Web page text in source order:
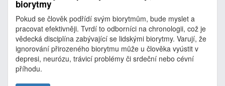
biorytmy
Pokud se člověk podřídí svým biorytmům, bude myslet a
pracovat efektivněji. Tvrdí to odborníci na chronologii, což je
vědecká disciplína zabývající se lidskými biorytmy. Varují, že
ignorování přirozeného biorytmu může u člověka vyústit v
depresi, neurózu, trávicí problémy či srdeční nebo cévní
příhodu.